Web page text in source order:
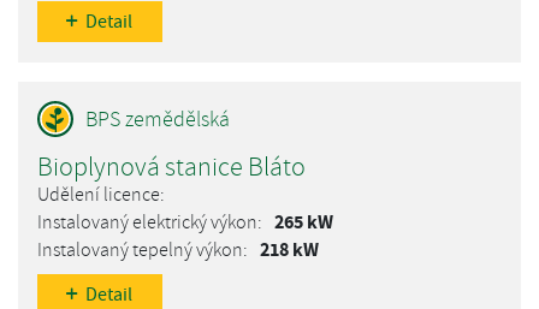
Detail
Bioplynová stanice Bláto
265 kW
218 kW
Detail